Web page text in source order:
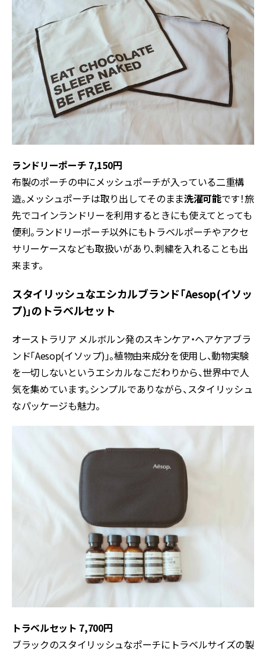
ランドリーポーチ 7,150円
布製のポーチの中にメッシュポーチが入っている二重構
造。メッシュポーチは取り出してそのまま洗濯可能です！旅
先でコインランドリーを利用するときにも使えてとっても
便利。ランドリーポーチ以外にもトラベルポーチやアクセ
サリーケースなども取扱いがあり、刺繍を入れることも出
来ます。
スタイリッシュなエシカルブランド「Aesop(イソッ
プ)」のトラベルセット
オーストラリア メルボルン発のスキンケア・ヘアケアブラ
ンド「Aesop(イソップ)」。植物由来成分を使用し、動物実験
を一切しないというエシカルなこだわりから、世界中で人
気を集めています。シンプルでありながら、スタイリッシュ
なパッケージも魅力。
トラベルセット 7,700円
ブラックのスタイリッシュなポーチにトラベルサイズの製